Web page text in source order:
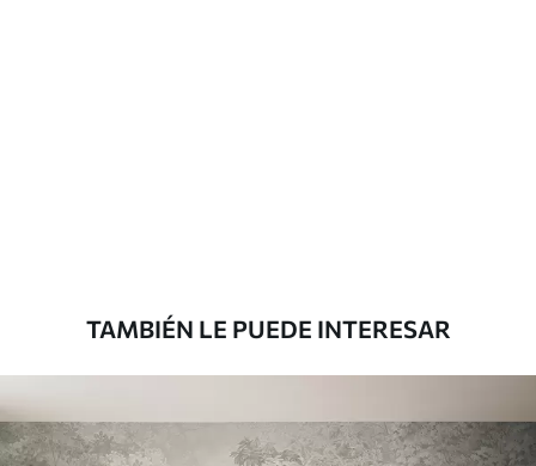
Vinilo Premium
1266.67$760.00/m²
Peel and Stick
TAMBIÉN LE PUEDE INTERESAR